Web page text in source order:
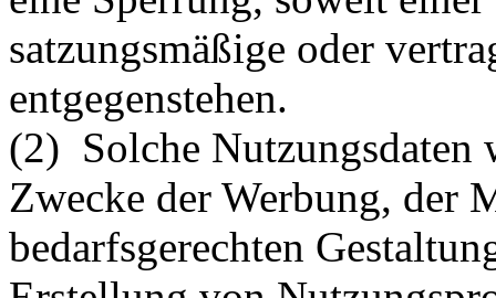
satzungsmäßige oder
entgegenstehen.
(2) Solche Nutzungsdaten
Zwecke der Werbung, der
bedarfsgerechten